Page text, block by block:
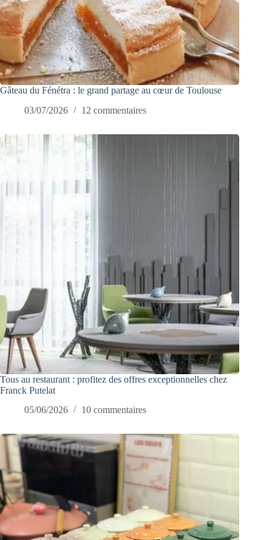
Gâteau du Fénétra : le grand partage au cœur de Toulouse
03/07/2026
12 commentaires
Tous au restaurant : profitez des offres exceptionnelles chez
Franck Putelat
05/06/2026
10 commentaires